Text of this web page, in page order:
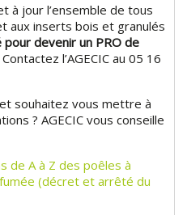
à jour l’ensemble de tous
aux inserts bois et granulés
devenir un PRO de
l’AGECIC au 05 16
souhaitez vous mettre à
? AGECIC vous conseille
de A à Z des poêles à
(décret et arrêté du